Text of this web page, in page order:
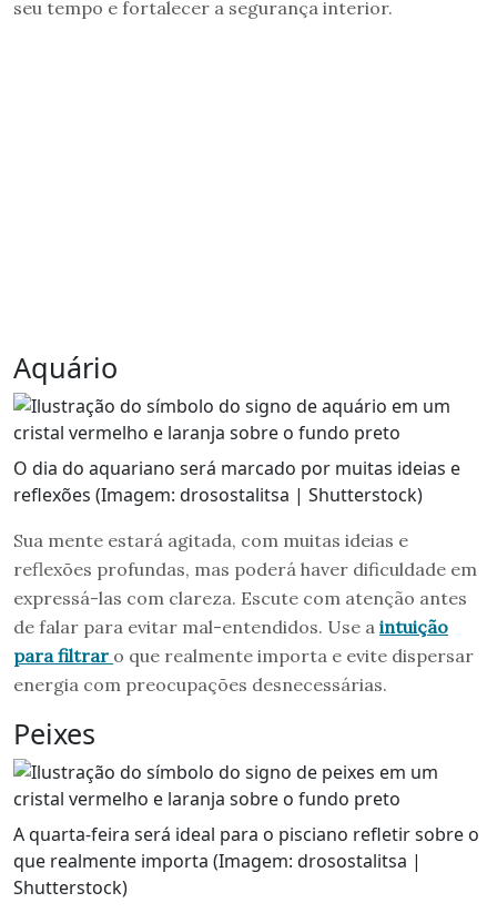
seu tempo e fortalecer a segurança interior.
Aquário
O dia do aquariano será marcado por muitas ideias e
reflexões (Imagem: drosostalitsa | Shutterstock)
Sua mente estará agitada, com muitas ideias e
reflexões profundas, mas poderá haver dificuldade em
expressá-las com clareza. Escute com atenção antes
de falar para evitar mal-entendidos. Use a intuição
para filtrar o que realmente importa e evite dispersar
energia com preocupações desnecessárias.
Peixes
A quarta-feira será ideal para o pisciano refletir sobre o
que realmente importa (Imagem: drosostalitsa |
Shutterstock)